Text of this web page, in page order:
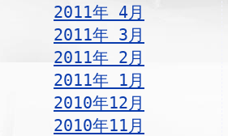
2011年 4月
2011年 3月
2011年 2月
2011年 1月
2010年12月
2010年11月